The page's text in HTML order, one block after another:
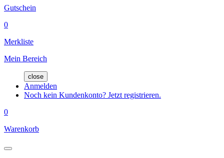
Gutschein
0
Merkliste
Mein Bereich
close
Anmelden
Noch kein Kundenkonto? Jetzt registrieren.
0
Warenkorb